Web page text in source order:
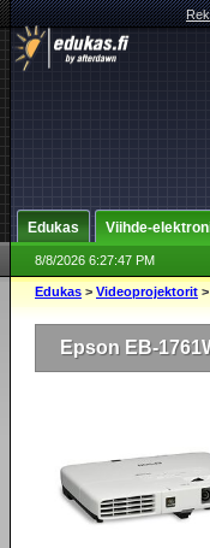
Edukas Viihde-
8/8/2026 6:27:47 PM
Edukas > Videoprojektorit >
Epson EB-